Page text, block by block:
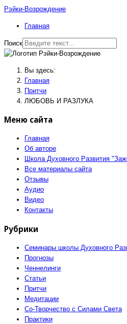
Рэйки-Возрождение
Главная
Поиск
Вы здесь:
Главная
Притчи
ЛЮБОВЬ И РАЗЛУКА
Меню сайта
Главная
Об авторе
Школа Духовного Развития
Все материалы сайта
Отзывы
Аудио
Видео
Контакты
Рубрики
Семинары школы Духовного
Прогнозы
Ченнелинги
Статьи
Притчи
Медитации
Со-Творчество с Силами Света
Практики